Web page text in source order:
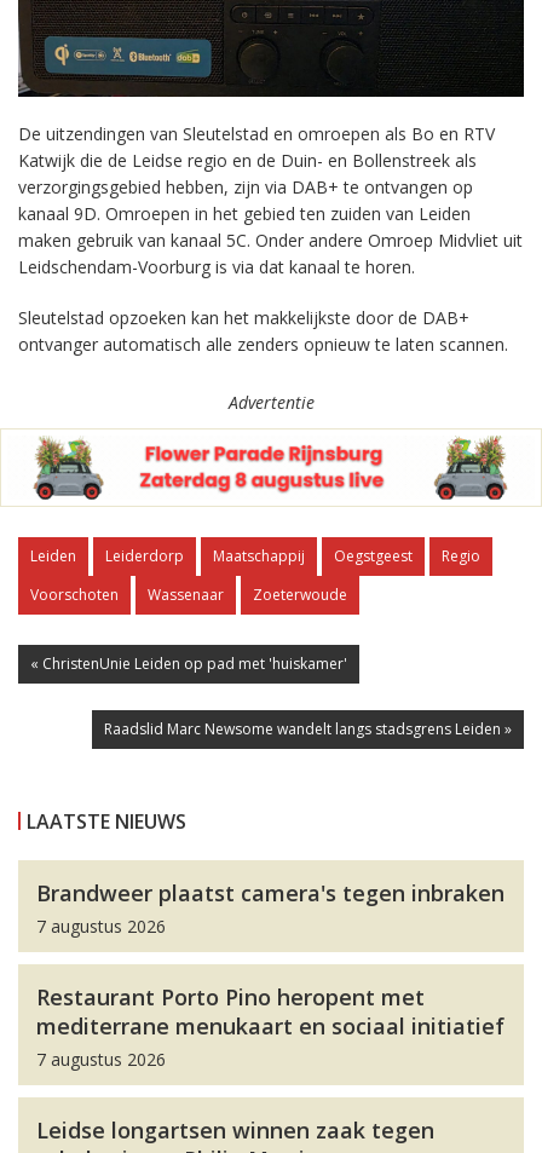
De uitzendingen van Sleutelstad en omroepen als Bo en RTV
Katwijk die de Leidse regio en de Duin- en Bollenstreek als
verzorgingsgebied hebben, zijn via DAB+ te ontvangen op
kanaal 9D. Omroepen in het gebied ten zuiden van Leiden
maken gebruik van kanaal 5C. Onder andere Omroep Midvliet uit
Leidschendam-Voorburg is via dat kanaal te horen.
Sleutelstad opzoeken kan het makkelijkste door de DAB+
ontvanger automatisch alle zenders opnieuw te laten scannen.
Advertentie
Leiden Leiderdorp Maatschappij Oegstgeest
Regio
Voorschoten
Wassenaar Zoeterwoude
« ChristenUnie Leiden op pad met 'huiskamer'
Raadslid Marc Newsome wandelt langs stadsgrens Leiden »
LAATSTE NIEUWS
Brandweer plaatst camera's tegen inbraken
7 augustus 2026
Restaurant Porto Pino heropent met
mediterrane menukaart en sociaal initiatief
7 augustus 2026
Leidse longartsen winnen zaak tegen